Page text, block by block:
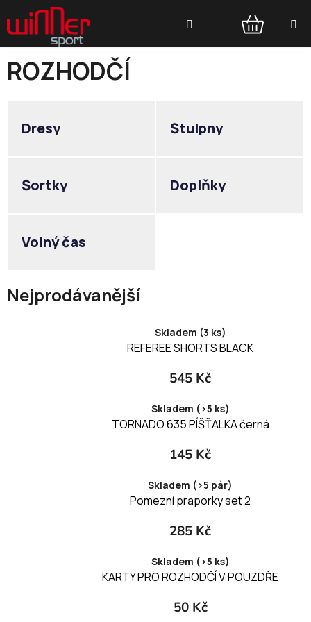
na
obsah
NÁKUPNÍ
ROZHODČÍ
Dresy Štulpny
Šortky Doplňky
Volný čas
Nejprodávanější
Skladem (3 ks)
REFEREE SHORTS BLACK
545 Kč
Skladem (>5 ks)
TORNADO 635 PÍŠŤALKA černá
145 Kč
Skladem (>5 pár)
Pomezní praporky set 2
285 Kč
Skladem (>5 ks)
KARTY PRO ROZHODČÍ V POUZDŘE
50 Kč